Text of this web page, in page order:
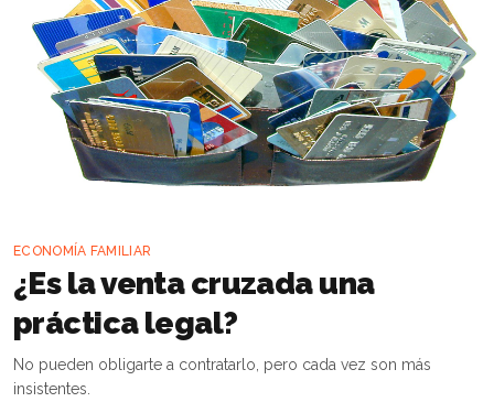
ECONOMÍA FAMILIAR
¿Es la venta cruzada una
práctica legal?
No pueden obligarte a contratarlo, pero cada vez son más
insistentes.